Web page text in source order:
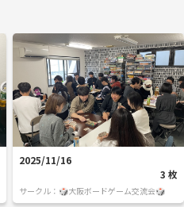
2025/11/16
3 枚
サークル：🎲大阪ボードゲーム交流会🎲